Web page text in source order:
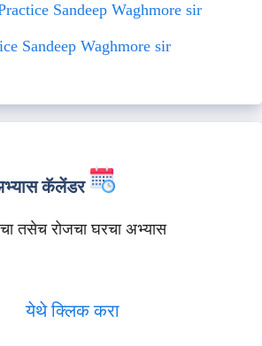
Sandeep Waghmore sir
Sandeep Waghmore sir
कॅलेंडर
तसेच रोजचा घरचा अभ्यास
येथे क्लिक करा